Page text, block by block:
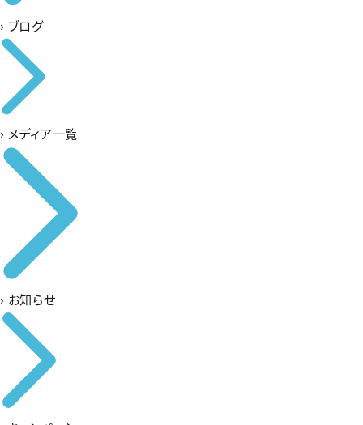
› ブログ
› メディア一覧
› お知らせ